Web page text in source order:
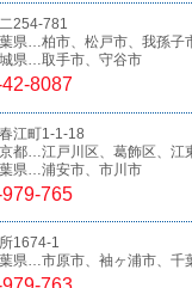
254-781
県…柏市、松戸市、我孫子
手市、守谷市
8087
江町1-1-18
都…江戸川区、葛飾区、江
安市、市川市
765
1674-1
県…市原市、袖ヶ浦市、千